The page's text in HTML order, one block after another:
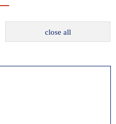
close all